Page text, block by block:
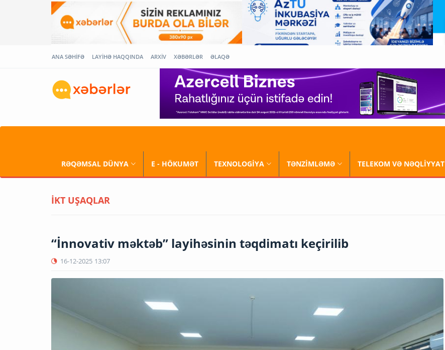
ANA SƏHİFƏ LAYİHƏ HAQQINDA ARXİV XƏBƏRLƏR ƏLAQƏ
RƏQƏMSAL DÜNYA E - HÖKUMƏT TEXNOLOGİYA TƏNZİMLƏMƏ TELEKOM VƏ NƏQLİYYAT
İKT UŞAQLAR
“İnnovativ məktəb” layihəsinin təqdimatı keçirilib
16-12-2025 13:07